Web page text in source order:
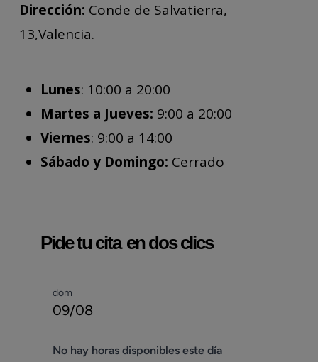
Dirección: Conde de Salvatierra,
13,Valencia.
Lunes: 10:00 a 20:00
Martes a Jueves: 9:00 a 20:00
Viernes: 9:00 a 14:00
Sábado y Domingo: Cerrado
Pide tu cita en dos clics